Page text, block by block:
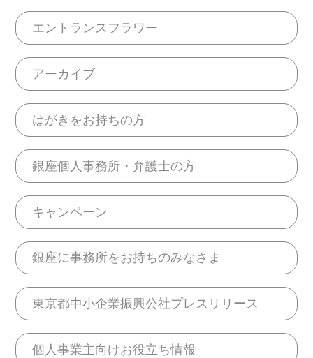
エントランスフラワー
アーカイブ
はがきをお持ちの方
銀座個人事務所・弁護士の方
キャンペーン
銀座に事務所をお持ちのみなさま
東京都中小企業振興公社プレスリリース
個人事業主向けお役立ち情報